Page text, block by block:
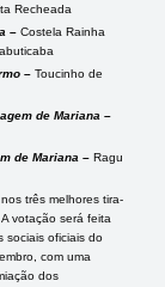
Recheada
– Costela Rainha
– Toucinho de
de Mariana –
de Mariana – Ragu
três melhores tira-
votação será feita
sociais oficiais do
com uma
dos